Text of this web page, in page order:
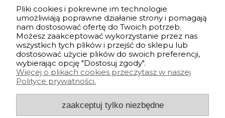
powiadom o
dostępności
do koszyka
Przed zakupem
Po zakupie
Informacje
Pliki cookies i pokrewne im technologie
umożliwiają poprawne działanie strony i pomagają
nam dostosować ofertę do Twoich potrzeb.
Możesz zaakceptować wykorzystanie przez nas
wszystkich tych plików i przejść do sklepu lub
dostosować użycie plików do swoich preferencji,
wybierając opcję "Dostosuj zgody".
Więcej o plikach cookies przeczytasz w naszej
Polityce prywatności.
zaakceptuj tylko niezbędne